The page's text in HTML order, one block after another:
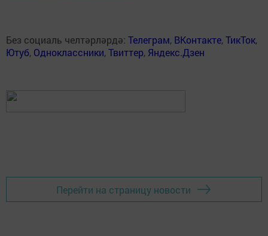
Без социаль челтәрләрдә: Телеграм, ВКонтакте,ТикТок,
Ютуб, Одноклассники,Твиттер, Яндекс.Дзен
Перейти на страницу новости